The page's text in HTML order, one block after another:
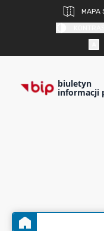
MAPA
biuletyn
informacji